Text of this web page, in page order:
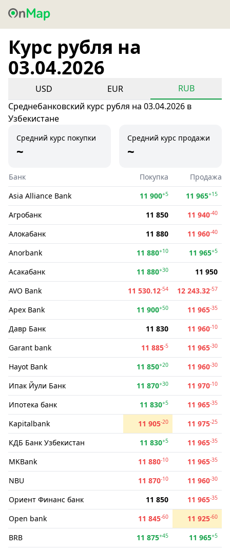
Курс рубля на
03.04.2026
USD EUR
RUB
Среднебанковский курс рубля на 03.04.2026 в
Узбекистане
Средний курс покупки
~
Средний курс продажи
~
Банк Покупка
Продажа
Asia Alliance Bank
11 900+5 11 965+15
Агробанк 11 850 11 940-40
Алокабанк 11 880 11 960-40
Anorbank 11 880+10 11 965+5
Асакабанк 11 880+30
11 950
AVO Bank
11 530.12-54 12 243.32-57
Apex Bank 11 900+50 11 965-35
Давр Банк 11 830 11 960-10
Garant bank 11 885-5 11 965-30
Hayot Bank 11 850+20 11 960-30
Ипак Йули Банк 11 870+30 11 970-10
Ипотека банк 11 830+5 11 965-35
Kapitalbank 11 905-20 11 975-25
КДБ Банк Узбекистан 11 830+5 11 965-35
MKBank 11 880-10 11 965-35
NBU 11 870-10 11 960-30
Ориент Финанс банк 11 850 11 965-35
Open bank 11 845-60 11 925-60
BRB 11 875+45 11 965+5